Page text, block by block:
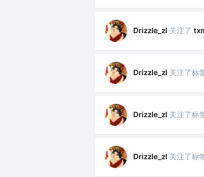
Drizzle_zl 关注了
Drizzle_zl 关注了标
Drizzle_zl 关注了标
Drizzle_zl 关注了标